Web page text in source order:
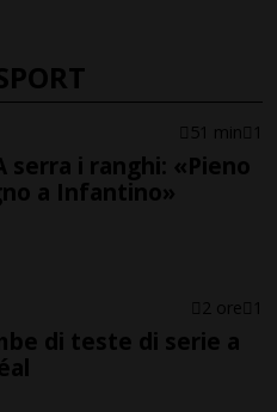
51 min 1
serra i ranghi: «Pieno
a Infantino»
2 ore 1
di teste di serie a